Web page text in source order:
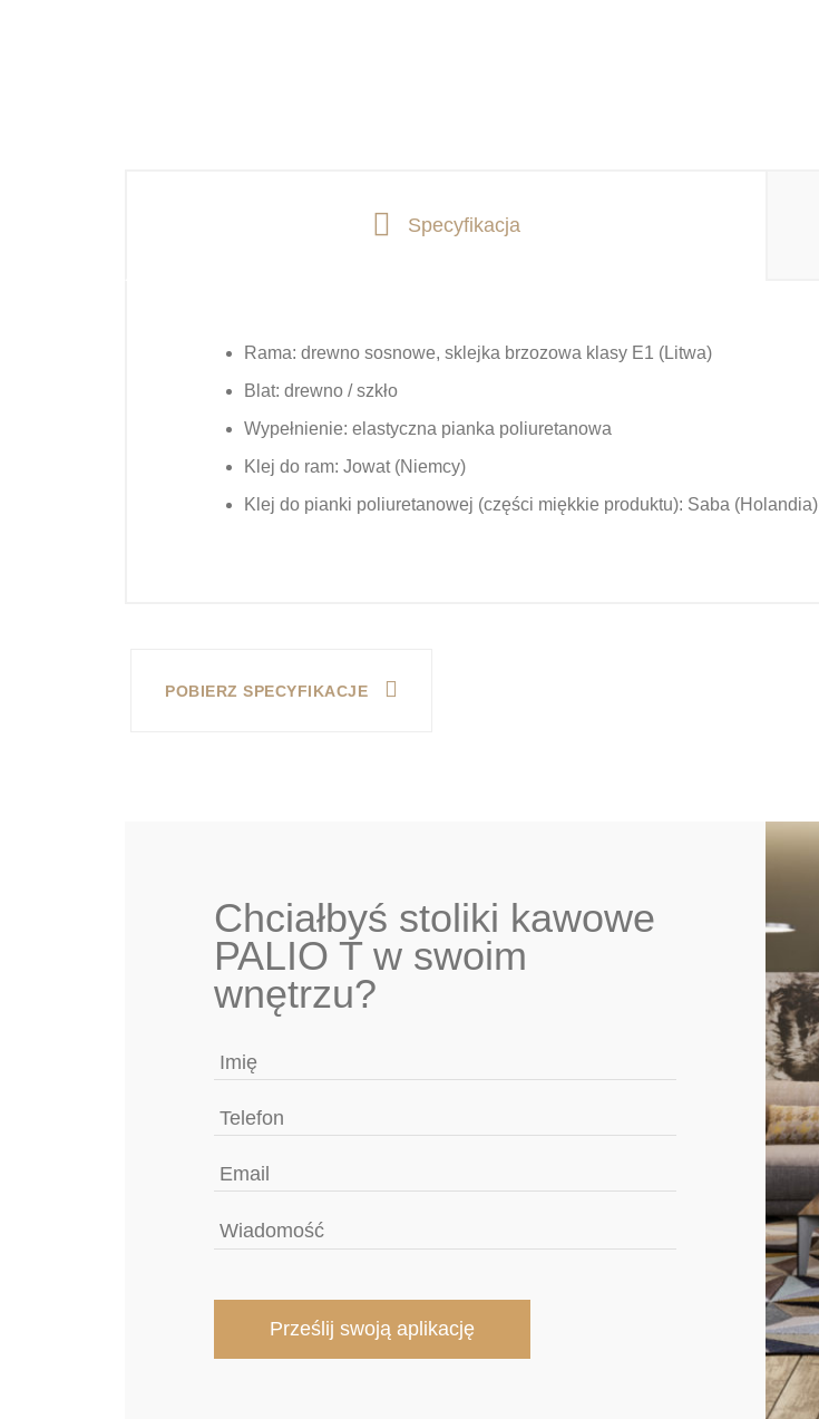
Specyfikacja
Rama: drewno sosnowe, sklejka brzozowa klasy E1 (Litwa)
Blat: drewno / szkło
Wypełnienie: elastyczna pianka poliuretanowa
Klej do ram: Jowat (Niemcy)
Klej do pianki poliuretanowej (części miękkie produktu): Saba (Holandia)
POBIERZ SPECYFIKACJE
Chciałbyś stoliki kawowe
PALIO T w swoim
wnętrzu?